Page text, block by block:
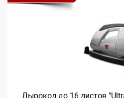
Дырокол до 16 листов